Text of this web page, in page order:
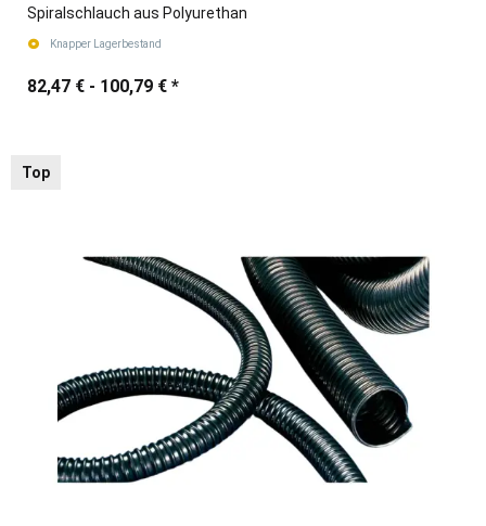
Spiralschlauch aus Polyurethan
Knapper Lagerbestand
82,47 € - 100,79 € *
Top